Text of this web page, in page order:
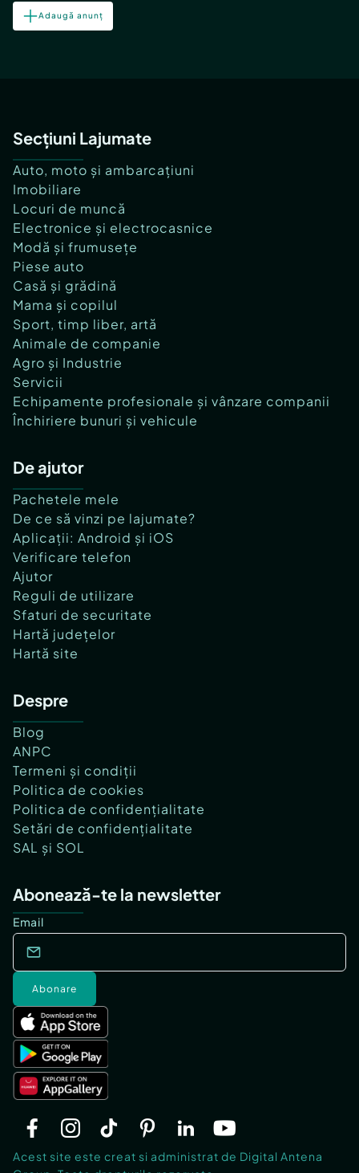
Adaugă anunț
Secțiuni Lajumate
Auto, moto și ambarcațiuni
Imobiliare
Locuri de muncă
Electronice și electrocasnice
Modă și frumusețe
Piese auto
Casă și grădină
Mama și copilul
Sport, timp liber, artă
Animale de companie
Agro și Industrie
Servicii
Echipamente profesionale și vânzare companii
Închiriere bunuri și vehicule
De ajutor
Pachetele mele
De ce să vinzi pe lajumate?
Aplicații: Android și iOS
Verificare telefon
Ajutor
Reguli de utilizare
Sfaturi de securitate
Hartă județelor
Hartă site
Despre
Blog
ANPC
Termeni și condiții
Politica de cookies
Politica de confidențialitate
Setări de confidențialitate
SAL și SOL
Abonează-te la newsletter
Email
Abonare
Acest site este creat si administrat de Digital Antena